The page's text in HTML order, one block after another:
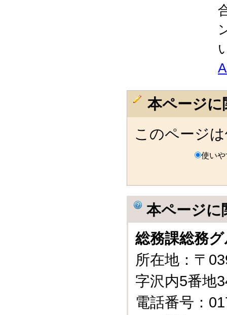
本ページ
このページ
使い
本ページに
総務課総務
所在地：〒
字沢内5番
電話番号：